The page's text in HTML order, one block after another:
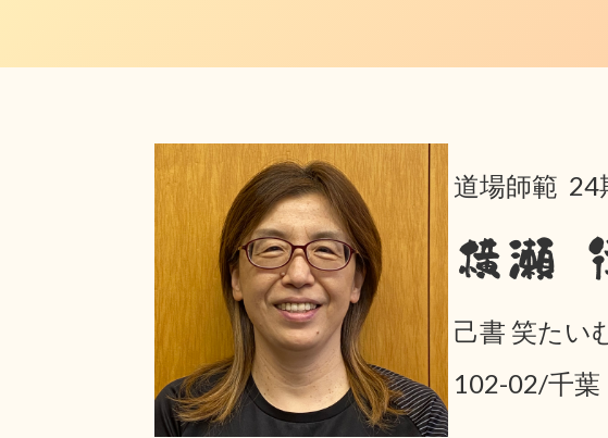
道場師範 24
横瀬
己書 笑たい
102-02/千葉